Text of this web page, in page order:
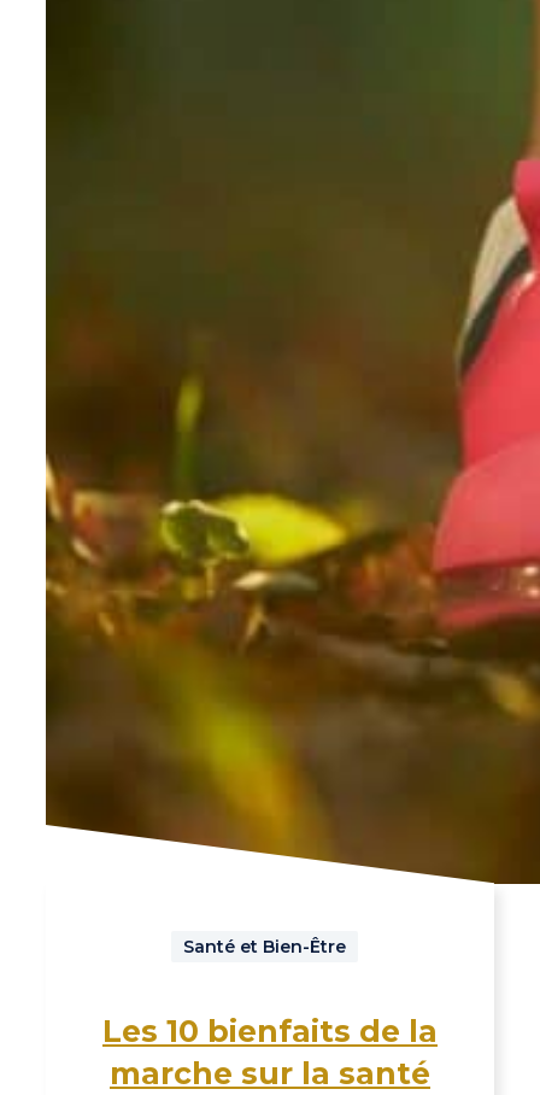
Santé et Bien-Être
Les 10 bienfaits de la
marche sur la santé